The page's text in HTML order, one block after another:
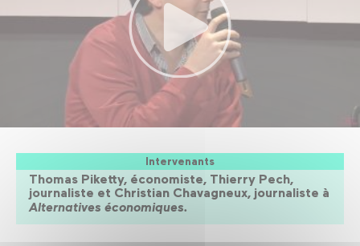
Intervenants
Thomas Piketty, économiste, Thierry Pech,
journaliste et Christian Chavagneux, journaliste à
Alternatives économiques.